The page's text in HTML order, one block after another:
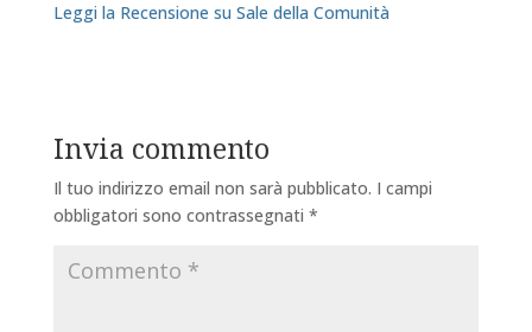
Leggi la Recensione su Sale della Comunità
Invia commento
Il tuo indirizzo email non sarà pubblicato. I campi
obbligatori sono contrassegnati *